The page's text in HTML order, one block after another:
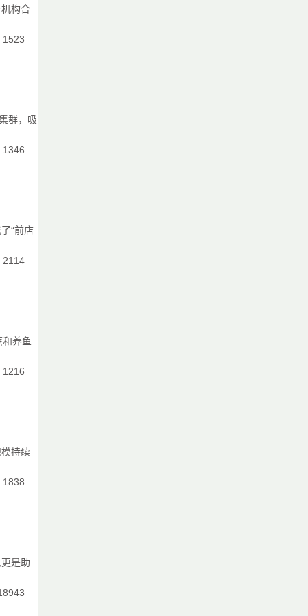
构合
1523
群，吸
1346
“前店
2114
养鱼
1216
持续
1838
是助